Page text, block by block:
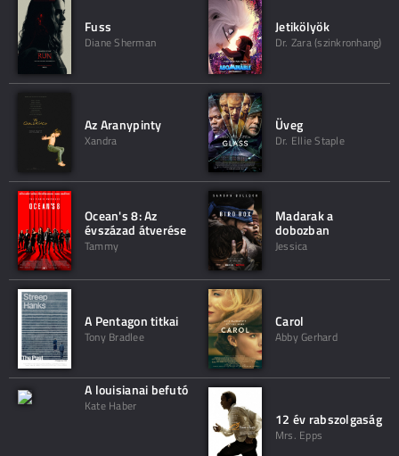
Fuss
Diane Sherman
Jetikölyök
Dr. Zara (szinkronhang)
Az Aranypinty
Xandra
Üveg
Dr. Ellie Staple
Ocean's 8: Az
évszázad átverése
Tammy
Madarak a
dobozban
Jessica
A Pentagon titkai
Tony Bradlee
Carol
Abby Gerhard
A louisianai befutó
Kate Haber
12 év rabszolgaság
Mrs. Epps